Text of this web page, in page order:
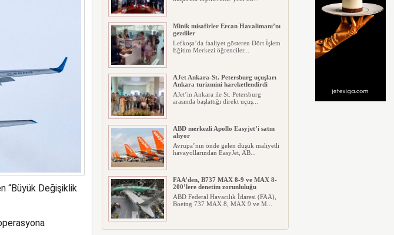
“Büyük Değişiklik
Minik misafirler Ercan Havalimanı’nı
gezdiler
Lefkoşa’da faaliyet gösteren Dört İşlem
Eğitim Merkezi öğrenciler...
AJet Ankara-St. Petersburg uçuşları
Ankara turizmini hareketlendirdi
AJet’in Ankara ile St. Petersburg
arasında başlattığı direkt uçuş...
ABD merkezli Apollo Easyjet’i satın
alıyor
Avrupa’nın önde gelen düşük maliyetli
havayollarından EasyJet, AB...
FAA’den, B737 MAX 8-9 ve MAX 8-
200’lere denetim zorunluluğu
ABD Federal Havacılık İdaresi (FAA),
Boeing 737 MAX 8, MAX 9 ve M...
Ayjet’in DA-20 uçağı Hezarfen’de